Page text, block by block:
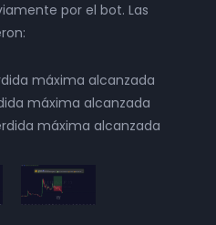
por el bot. Las
máxima alcanzada
máxima alcanzada
máxima alcanzada